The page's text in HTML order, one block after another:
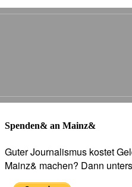
Spenden& an Mainz&
Guter Journalismus kostet
Mainz& machen? Dann